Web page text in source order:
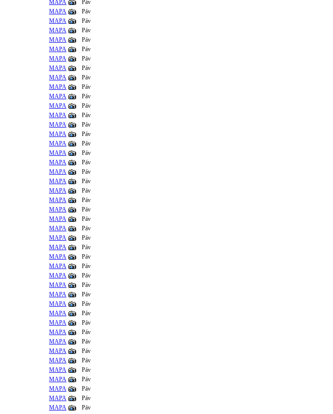
MAPA
Páv
MAPA
Páv
MAPA
Páv
MAPA
Páv
MAPA
Páv
MAPA
Páv
MAPA
Páv
MAPA
Páv
MAPA
Páv
MAPA
Páv
MAPA
Páv
MAPA
Páv
MAPA
Páv
MAPA
Páv
MAPA
Páv
MAPA
Páv
MAPA
Páv
MAPA
Páv
MAPA
Páv
MAPA
Páv
MAPA
Páv
MAPA
Páv
MAPA
Páv
MAPA
Páv
MAPA
Páv
MAPA
Páv
MAPA
Páv
MAPA
Páv
MAPA
Páv
MAPA
Páv
MAPA
Páv
MAPA
Páv
MAPA
Páv
MAPA
Páv
MAPA
Páv
MAPA
Páv
MAPA
Páv
MAPA
Páv
MAPA
Páv
MAPA
Páv
MAPA
Páv
MAPA
Páv
MAPA
Páv
MAPA
Páv